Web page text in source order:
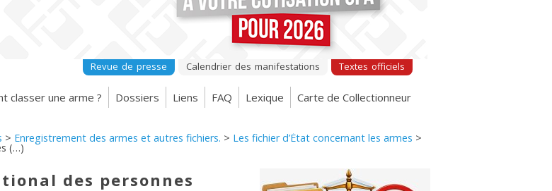
Revue de presse Calendrier des manifestations Textes officiels
classer une arme ? Dossiers Liens FAQ Lexique Carte de Collectionneur
> Enregistrement des armes et autres fichiers. > Les fichier d’État concernant les armes >
(…)
des personnes